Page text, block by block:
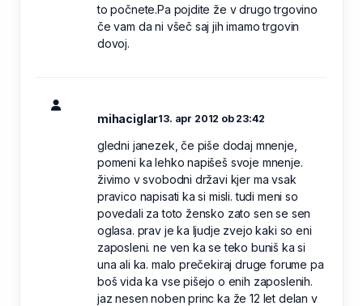
to počnete.Pa pojdite že v drugo trgovino
če vam da ni všeč saj jih imamo trgovin
dovoj.
mihaciglar13. apr 2012 ob 23:42
gledni janezek, če piše dodaj mnenje,
pomeni ka lehko napišeš svoje mnenje.
živimo v svobodni državi kjer ma vsak
pravico napisati ka si misli. tudi meni so
povedali za toto žensko zato sen se sen
oglasa. prav je ka ljudje zvejo kaki so eni
zaposleni. ne ven ka se teko buniš ka si
una ali ka. malo prečekiraj druge forume pa
boš vida ka vse pišejo o enih zaposlenih.
jaz nesen noben princ ka že 12 let delan v